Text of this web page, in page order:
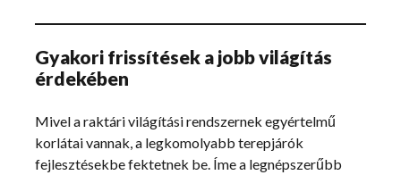
Gyakori frissítések a jobb világítás
érdekében
Mivel a raktári világítási rendszernek egyértelmű
korlátai vannak, a legkomolyabb terepjárók
fejlesztésekbe fektetnek be. Íme a legnépszerűbb